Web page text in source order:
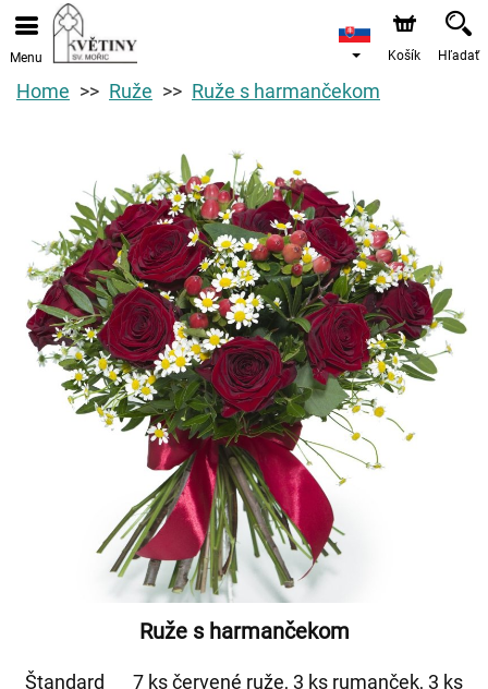
Menu Košík Hľadať
Home Ruže Ruže s harmančekom
Ruže s harmančekom
Štandard
7 ks červené ruže, 3 ks rumanček, 3 ks